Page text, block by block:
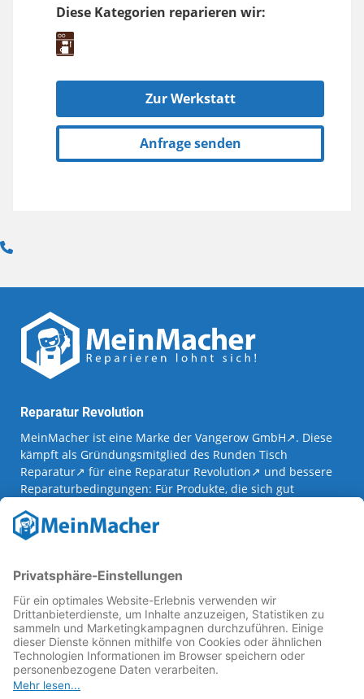
Diese Kategorien reparieren wir:
Zur Werkstatt
Anfrage senden
Reparatur Revolution
MeinMacher ist eine Marke der Vangerow GmbH↗. Diese
kämpft als Gründungsmitglied des Runden Tisch
Reparatur↗ für eine Reparatur Revolution↗ und bessere
Reparaturbedingungen: Für Produkte, die sich gut
Erhalt der reparierenden Betriebe und des Reparatur-
Know-hows in Deutschland.
Weitere Informationen
Fachhändler finden
Über uns
FAQ - häufig gestellte Fragen
Rechtliches